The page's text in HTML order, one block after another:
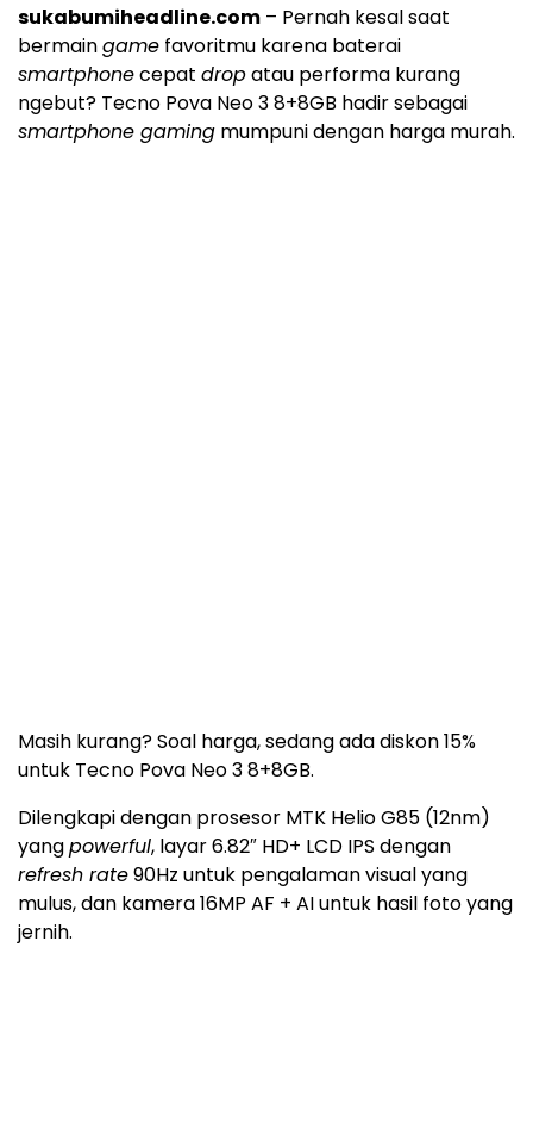
sukabumiheadline.com – Pernah kesal saat
bermaingame favoritmu karena baterai
smartphonecepat dropatau performa kurang
ngebut? Tecno Pova Neo 3 8+8GB hadir sebagai
smartphone gaming mumpuni dengan harga murah.
Masih kurang? Soal harga, sedang ada diskon 15%
untuk Tecno Pova Neo 3 8+8GB.
Dilengkapi dengan prosesor MTK Helio G85 (12nm)
yangpowerful, layar 6.82″ HD+ LCD IPS dengan
refresh rate90Hz untuk pengalaman visual yang
mulus, dan kamera 16MP AF + AI untuk hasil foto yang
jernih.